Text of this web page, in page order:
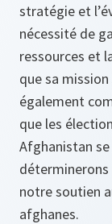
stratégie et
nécessité de
ressources et
que sa
également
que les
Afghanistan
notre soutien
afghanes.